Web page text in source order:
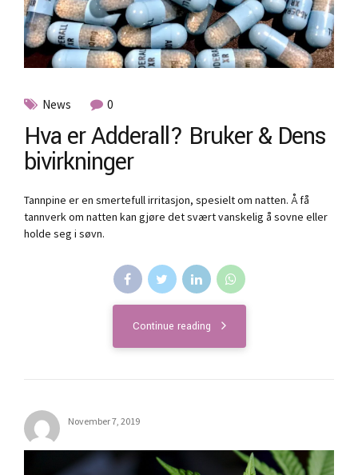
News 0
Hva er Adderall? Bruker & Dens
bivirkninger
Tannpine er en smertefull irritasjon, spesielt om natten. Å få
tannverk om natten kan gjøre det svært vanskelig å sovne eller
holde seg i søvn.
Continue reading
November 7, 2019